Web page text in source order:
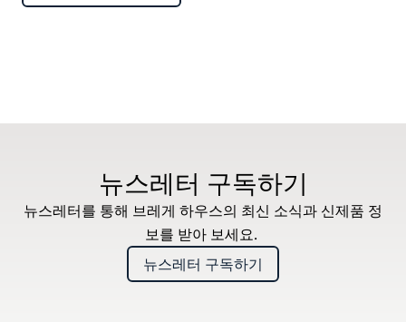
뉴스레터 구독하기
뉴스레터를 통해 브레게 하우스의 최신 소식과 신제품 정
보를 받아 보세요.
뉴스레터 구독하기